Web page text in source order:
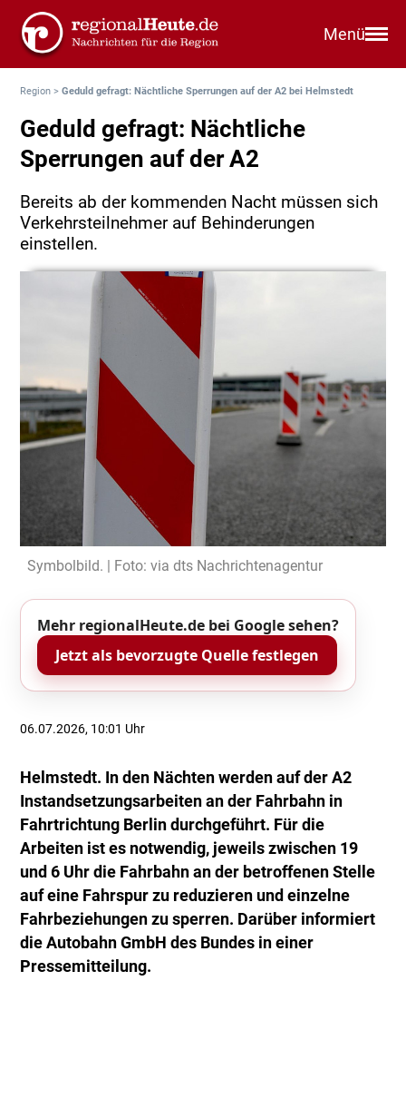
Menü
Region >Geduld gefragt: Nächtliche Sperrungen auf der A2 bei Helmstedt
Geduld gefragt: Nächtliche
Sperrungen auf der A2
Bereits ab der kommenden Nacht müssen sich
Verkehrsteilnehmer auf Behinderungen
einstellen.
Symbolbild. | Foto: via dts Nachrichtenagentur
Mehr regionalHeute.de bei Google sehen?
Jetzt als bevorzugte Quelle festlegen
06.07.2026, 10:01 Uhr
Helmstedt. In den Nächten werden auf der A2
Instandsetzungsarbeiten an der Fahrbahn in
Fahrtrichtung Berlin durchgeführt. Für die
Arbeiten ist es notwendig, jeweils zwischen 19
und 6 Uhr die Fahrbahn an der betroffenen Stelle
auf eine Fahrspur zu reduzieren und einzelne
Fahrbeziehungen zu sperren. Darüber informiert
die Autobahn GmbH des Bundes in einer
Pressemitteilung.